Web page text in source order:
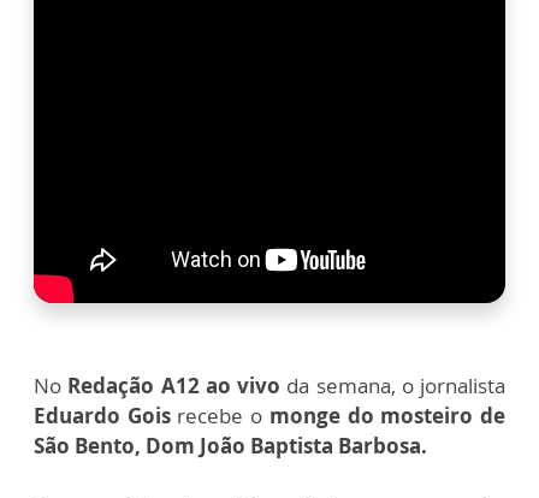
No Redação A12 ao vivo da semana, o jornalista
Eduardo Goisrecebe o monge do mosteiro de
São Bento, Dom João Baptista Barbosa.